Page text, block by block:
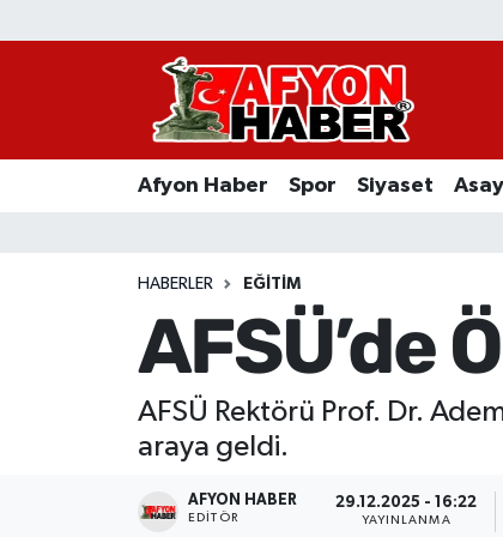
Afyon Haber Spor Siyaset
HABERLER EĞITIM
AFSÜ’de
AFSÜ Rektörü Prof. Dr.
araya geldi.
AFYON HABER
EDITÖR
29.12.2025 - 16:22
YAYINLANMA
Afyon Haber
Asayiş Yaşam
Sivil Toplum
Ekonomi